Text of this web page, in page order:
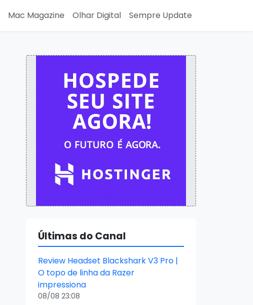
Mac Magazine Olhar Digital Sempre Update
Últimas do Canal
Review Headset Blackshark V3 Pro |
O topo de linha da Razer
impressiona
08/08 23:08